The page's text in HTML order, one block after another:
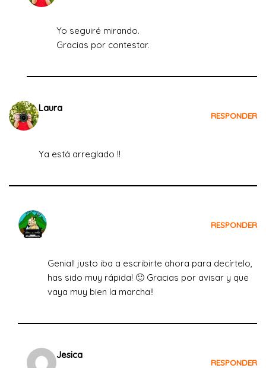
Yo seguiré mirando.
Gracias por contestar.
Laura
RESPONDER
Ya está arreglado !!
RESPONDER
Genial! justo iba a escribirte ahora para decírtelo,
has sido muy rápida! 🙂 Gracias por avisar y que
vaya muy bien la marcha!!
Jesica
RESPONDER